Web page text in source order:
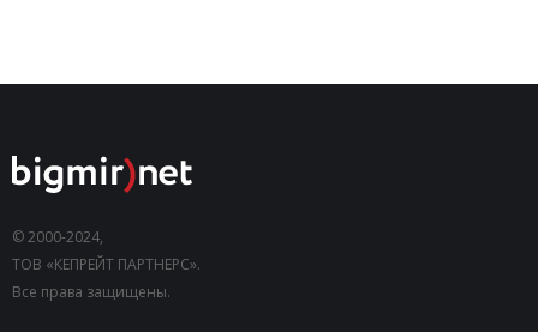
© 2000-2024,
ТОВ «КЕПРЕЙТ ПАРТНЕРС».
Все права защищены.